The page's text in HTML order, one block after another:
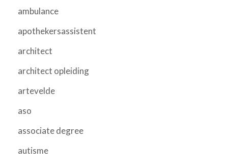
ambulance
apothekersassistent
architect
architect opleiding
artevelde
aso
associate degree
autisme